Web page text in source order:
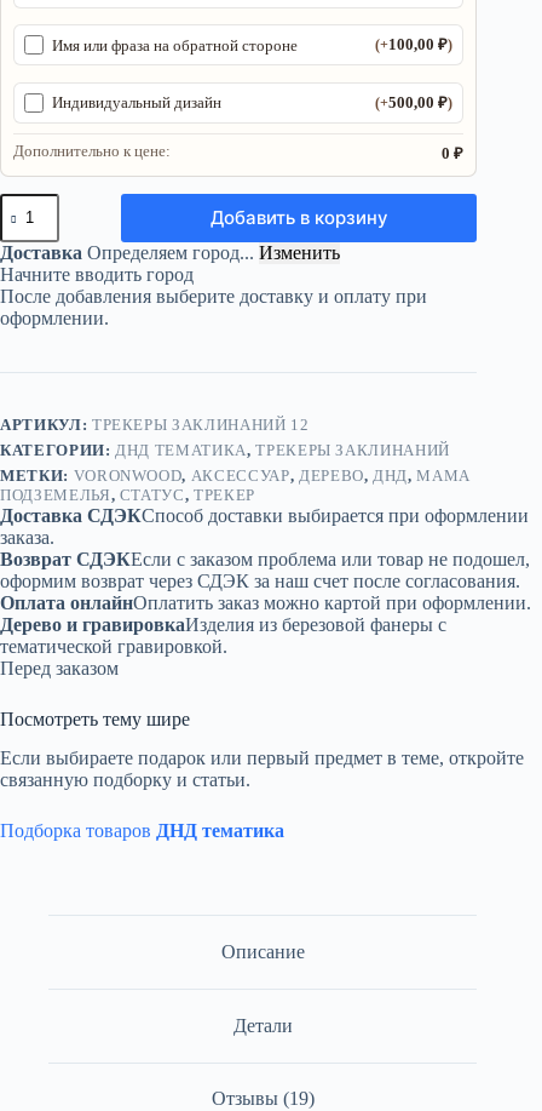
Имя или фраза на обратной стороне (+100,00₽)
Индивидуальный дизайн (+500,00₽)
Дополнительно к цене: 0 ₽
Количество
товара
Трекер
ДнД
«Мама
подземелья»
—
Добавить в корзину
Доставка Определяем город... Изменить
Начните вводить город
После добавления выберите доставку и оплату при
оформлении.
АРТИКУЛ: ТРЕКЕРЫ ЗАКЛИНАНИЙ 12
КАТЕГОРИИ: ДНД ТЕМАТИКА,ТРЕКЕРЫ ЗАКЛИНАНИЙ
МЕТКИ: VORONWOOD, АКСЕССУАР, ДЕРЕВО, ДНД,МАМА
ПОДЗЕМЕЛЬЯ, СТАТУС,ТРЕКЕР
Доставка СДЭКСпособ доставки выбирается при оформлении
заказа.
Возврат СДЭКЕсли с заказом проблема или товар не подошел,
оформим возврат через СДЭК за наш счет после согласования.
Оплата онлайнОплатить заказ можно картой при оформлении.
Дерево и гравировкаИзделия из березовой фанеры с
тематической гравировкой.
Перед заказом
Посмотреть тему шире
Если выбираете подарок или первый предмет в теме, откройте
связанную подборку и статьи.
Подборка товаров ДНД тематика
Описание
Детали
Отзывы (19)